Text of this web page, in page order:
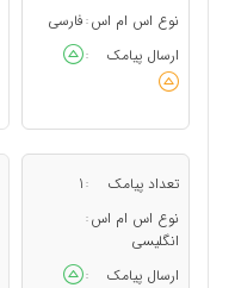
نوع اس ام اس : فارسی
ارسال پیامک
:
تعداد پیامک :
1
نوع اس ام اس :
انگلیسی
ارسال پیامک
: